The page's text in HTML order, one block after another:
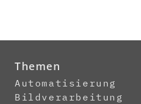
Themen
Automatisierung
Bildverarbeitung